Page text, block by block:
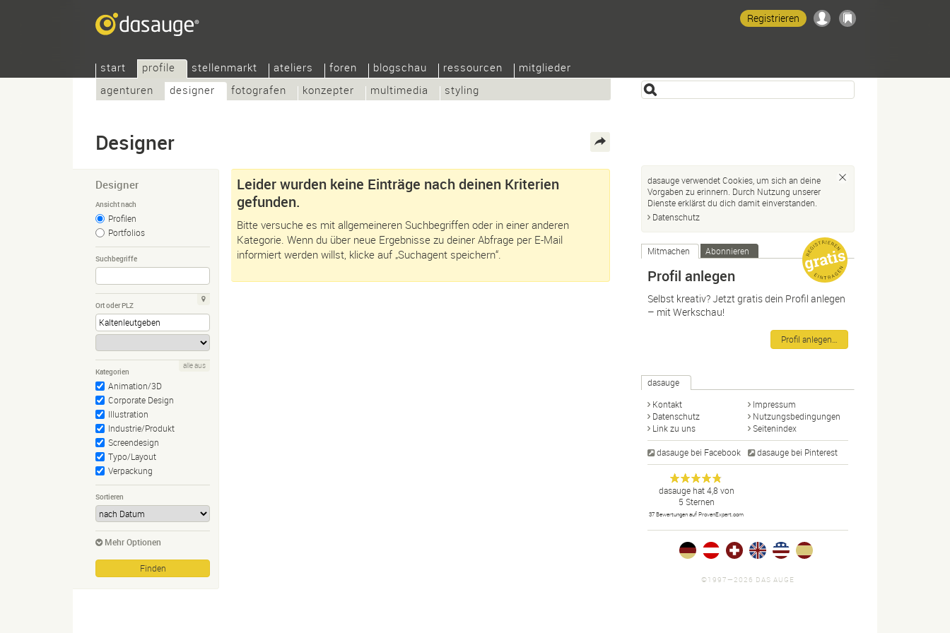
start
profile
agenturen
designer fotografen konzepter multimedia styling
stellenmarkt ateliers foren blogschau ressourcen mitglieder
Registrieren
Designer
Designer
Ansicht nach
Profilen
Portfolios
Suchbegriffe
Ort oder PLZ
Kategorien
Animation/3D
Corporate Design
Illustration
Industrie/Produkt
Screendesign
Typo/Layout
Verpackung
alle aus
Sortieren
Mehr Optionen
Leider wurden keine Einträge nach deinen Kriterien
gefunden.
Bitte versuche es mit allgemeineren Suchbegriffen oder in einer anderen
Kategorie. Wenn du über neue Ergebnisse zu deiner Abfrage per E-Mail
informiert werden willst, klicke auf „Suchagent speichern“.
dasauge verwendet Cookies, um sich an deine
Vorgaben zu erinnern. Durch Nutzung unserer
Dienste erklärst du dich damit einverstanden.
Datenschutz
Mitmachen Abonnieren
Profil anlegen
Selbst kreativ? Jetzt gratis dein Profil anlegen
– mit Werkschau!
Profil anlegen…
dasauge
Kontakt
Impressum
Datenschutz
Nutzungsbedingungen
Link zu uns
Seitenindex
dasauge bei Facebook dasauge bei Pinterest
dasauge
Designer,
Fotografen,
Agenturen,
Portfolios
und Jobs.
Anonym
dasaugehat4,8 von
5 Sternen
37 Bewertungen auf ProvenExpert.com
©1997—2026 DAS AUGE